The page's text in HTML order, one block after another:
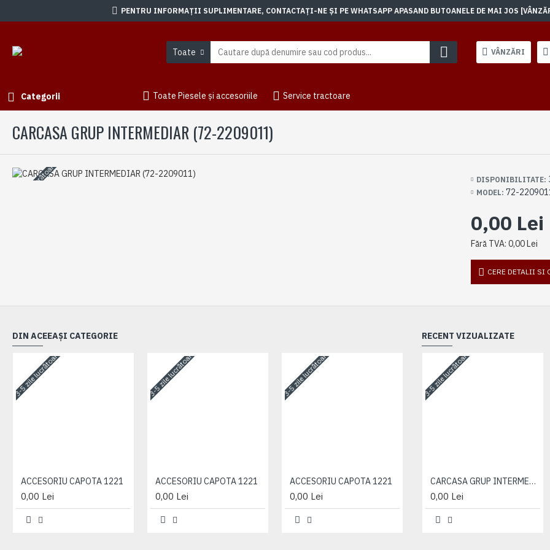
PENTRU INFORMAȚII SUPLIMENTARE, CONTACTAȚI-NE ȘI PE WHATSAPP APASAND BUTOANELE DE MAI JOS
Toate VÂNZĂRI
Categorii Toate Piesele și accesoriile Service tractoare
CARCASA GRUP INTERMEDIAR (72-2209011)
3-5 zile lucrătoare DISPONIBILITATE:
MODEL: 72-
0,00 Lei
Fără TVA: 0,00 Lei
CERE DETALII SI
DIN ACEEAȘI CATEGORIE
3-5 zile lucrătoare
ACCESORIU CAPOTA 1221
0,00 Lei
3-5 zile lucrătoare
ACCESORIU CAPOTA 1221
0,00 Lei
3-5 zile lucrătoare
ACCESORIU CAPOTA 1221
0,00 Lei
3-5 zile lucrătoare
ACCESORIU CAPOTA 1221
0,00 Lei
RECENT VIZUALIZATE
3-5 zile lucrătoare
CARCASA GRUP INTERMEDIAR (72-2209011)
0,00 Lei